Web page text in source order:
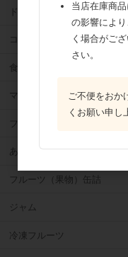
ドライフルーツ
ココア
食用油
マーガリン
フィリング
あんこ
フルーツ（果物）缶詰
ジャム
冷凍フルーツ
当店在庫商
の影響によ
く場合がご
さい。
ご不便をおか
くお願い申し